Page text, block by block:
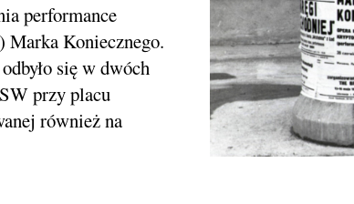
performance
Marka Koniecznego.
się w dwóch
przy placu
również na